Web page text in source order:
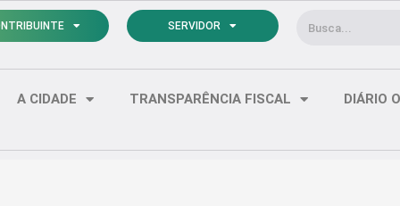
SERVIDOR Pesquisar
A CIDADE TRANSPARÊNCIA FISCAL DIÁRIO